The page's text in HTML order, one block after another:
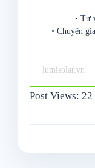
• Tư
• Chuyên
lumisolar.vn
Post Views: 22